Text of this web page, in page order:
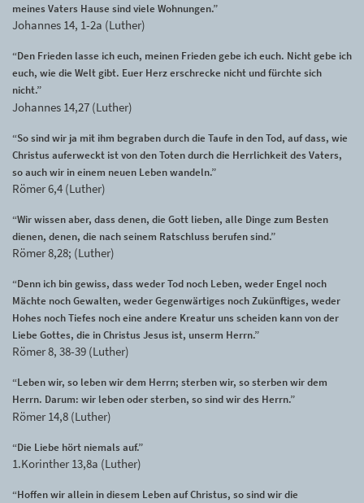
meines Vaters Hause sind viele Wohnungen.”
Johannes 14, 1-2a (Luther)
“Den Frieden lasse ich euch, meinen Frieden gebe ich euch. Nicht gebe ich
euch, wie die Welt gibt. Euer Herz erschrecke nicht und fürchte sich
nicht.”
Johannes 14,27 (Luther)
“So sind wir ja mit ihm begraben durch die Taufe in den Tod, auf dass, wie
Christus auferweckt ist von den Toten durch die Herrlichkeit des Vaters,
so auch wir in einem neuen Leben wandeln.”
Römer 6,4 (Luther)
“Wir wissen aber, dass denen, die Gott lieben, alle Dinge zum Besten
dienen, denen, die nach seinem Ratschluss berufen sind.”
Römer 8,28; (Luther)
“Denn ich bin gewiss, dass weder Tod noch Leben, weder Engel noch
Mächte noch Gewalten, weder Gegenwärtiges noch Zukünftiges, weder
Hohes noch Tiefes noch eine andere Kreatur uns scheiden kann von der
Liebe Gottes, die in Christus Jesus ist, unserm Herrn.”
Römer 8, 38-39 (Luther)
“Leben wir, so leben wir dem Herrn; sterben wir, so sterben wir dem
Herrn. Darum: wir leben oder sterben, so sind wir des Herrn.”
Römer 14,8 (Luther)
“Die Liebe hört niemals auf.”
1.Korinther 13,8a (Luther)
“Hoffen wir allein in diesem Leben auf Christus, so sind wir die